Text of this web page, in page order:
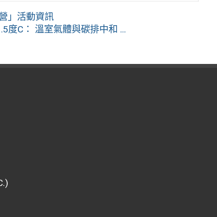
」活動資訊
度C： 溫室氣體與碳排中和 ...